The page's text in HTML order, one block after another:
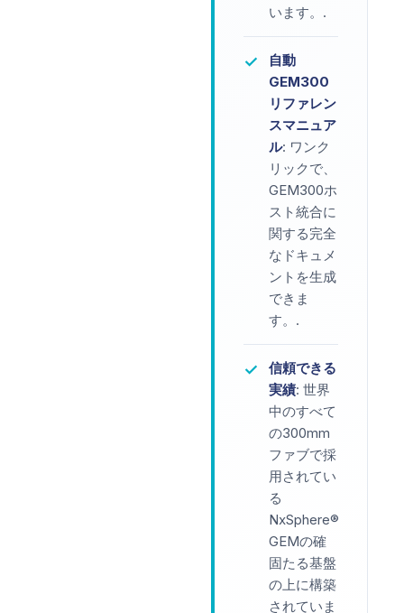
います。.
✓
自動
GEM300
リファレン
スマニュア
ル: ワンク
リックで、
GEM300ホ
スト統合に
関する完全
なドキュメ
ントを生成
できま
す。.
✓
信頼できる
実績: 世界
中のすべて
の300mm
ファブで採
用されてい
る
NxSphere®
GEMの確
固たる基盤
の上に構築
されていま